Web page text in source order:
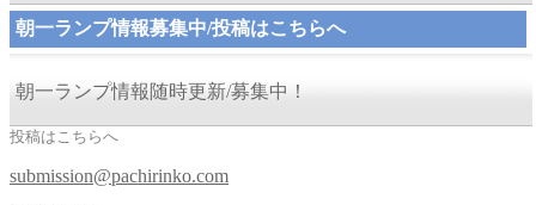
朝一ランプ情報募集中/投稿はこちらへ
朝一ランプ情報随時更新/募集中！
投稿はこちらへ
submission@pachirinko.com